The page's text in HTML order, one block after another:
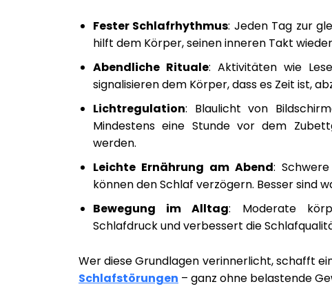
Fester Schlafrhythmus: Jeden Tag zur
hilft dem Körper, seinen inneren Takt
Abendliche Rituale: Aktivitäten wie
signalisieren dem Körper, dass es Zeit ist,
Lichtregulation: Blaulicht von
Mindestens eine Stunde vor dem
werden.
Leichte Ernährung am Abend:
können den Schlaf verzögern. Besser sind
Bewegung im Alltag: Moderate
Schlafdruck und verbessert die
Wer diese Grundlagen verinnerlicht, schafft
Schlafstörungen – ganz ohne belastende